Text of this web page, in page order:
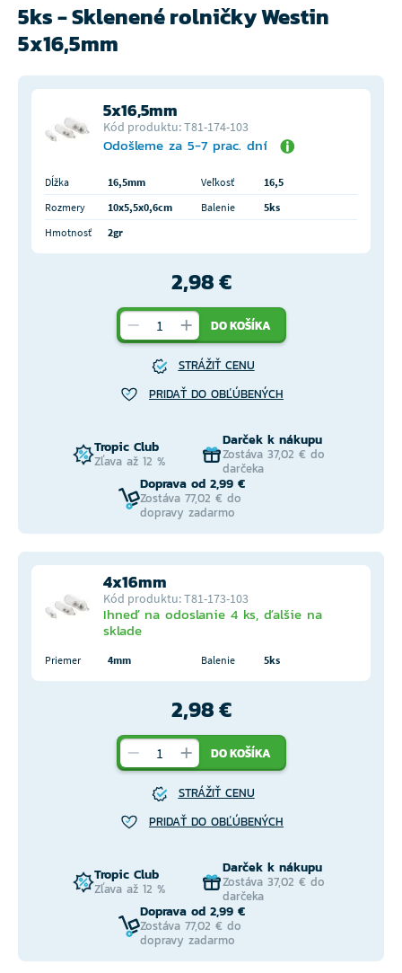
5ks - Sklenené rolničky Westin
5x16,5mm
5x16,5mm
Kód produktu: T81-174-103
Odošleme za 5-7 prac. dní
Dĺžka 16,5mm Veľkosť
16,5
Rozmery
10x5,5x0,6cm Balenie
5ks
Hmotnosť
2gr
2,98 €
DO KOŠÍKA
STRÁŽIŤ CENU
PRIDAŤ DO OBĽÚBENÝCH
Tropic Club
Zľava až 12 %
Darček k nákupu
Zostáva 37,02 € do
darčeka
Doprava od 2,99 €
Zostáva 77,02 € do
dopravy zadarmo
4x16mm
Kód produktu: T81-173-103
Ihneď na odoslanie 4 ks, ďalšie na
sklade
Priemer 4mm Balenie 5ks
2,98 €
DO KOŠÍKA
STRÁŽIŤ CENU
PRIDAŤ DO OBĽÚBENÝCH
Tropic Club
Zľava až 12 %
Darček k nákupu
Zostáva 37,02 € do
darčeka
Doprava od 2,99 €
Zostáva 77,02 € do
dopravy zadarmo